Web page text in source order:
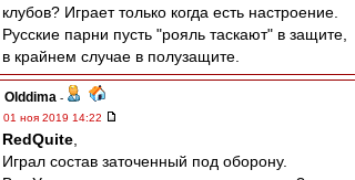
клубов? Играет только когда есть настроение.
Русские парни пусть "рояль таскают" в защите,
в крайнем случае в полузащите.
Olddima -
01 ноя 2019 14:22
RedQuite
Играл состав заточенный под оборону.